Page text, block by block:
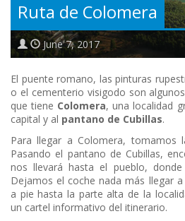
Ruta de Colomera
June 7, 2017
El puente romano, las pinturas
o el cementerio visigodo son
que tiene Colomera, una localidad
capital y al pantano de Cubillas.
Para llegar a Colomera, tomamos
Pasando el pantano de Cubillas,
nos llevará hasta el pueblo,
Dejamos el coche nada más llegar
a pie hasta la parte alta de la
un cartel informativo del itinerario.